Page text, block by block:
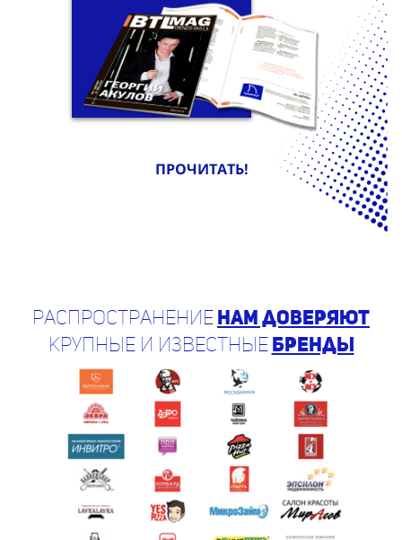
ПРОЧИТАТЬ!
Распространениенам доверяют
крупные и известные бренды